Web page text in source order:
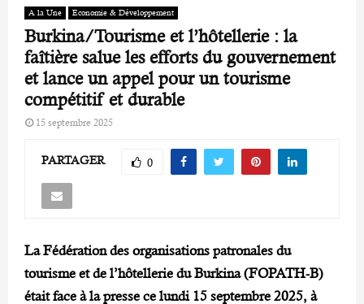
A la Une Economie & Développement
Burkina/Tourisme et l’hôtellerie : la
faîtière salue les efforts du gouvernement
et lance un appel pour un tourisme
compétitif et durable
15 septembre 2025
PARTAGER 0
La Fédération des organisations patronales du
tourisme et de l’hôtellerie du Burkina (FOPATH-B)
était face à la presse ce lundi 15 septembre 2025, à